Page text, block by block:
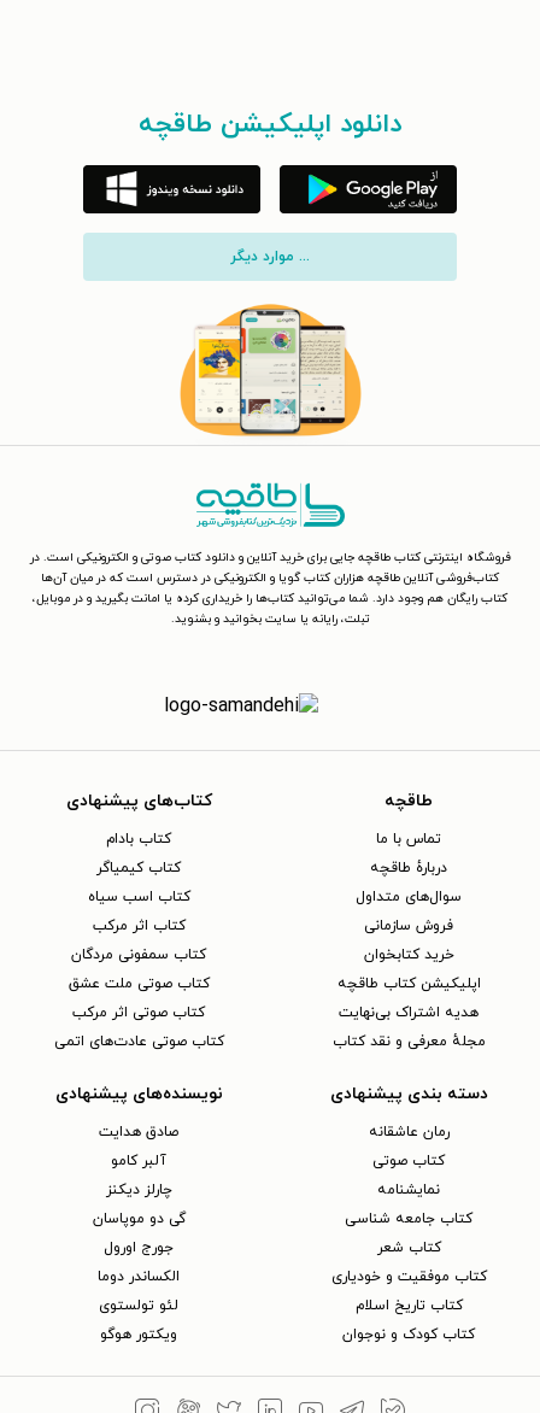
دانلود اپلیکیشن طاقچه
... موارد دیگر
فروشگاه اینترنتی کتاب طاقچه جایی برای خرید آنلاین و دانلود کتاب صوتی و الکترونیکی است. در
کتاب‌فروشی آنلاین طاقچه هزاران کتاب گویا و الکترونیکی در دسترس است که در میان آن‌ها
کتاب رایگان هم وجود دارد. شما می‌توانید کتاب‌ها را خریداری کرده یا امانت بگیرید و در موبایل،
تبلت، رایانه یا سایت بخوانید و بشنوید.
طاقچه
تماس با ما
دربارهٔ طاقچه
سوال‌های متداول
فروش سازمانی
خرید کتابخوان
اپلیکیشن کتاب طاقچه
هدیه اشتراک بی‌نهایت
مجلهٔ معرفی و نقد کتاب
کتاب‌های پیشنهادی
کتاب بادام
کتاب کیمیاگر
کتاب اسب سیاه
کتاب اثر مرکب
کتاب سمفونی مردگان
کتاب صوتی ملت عشق
کتاب صوتی اثر مرکب
کتاب صوتی عادت‌های اتمی
دسته بندی پیشنهادی
رمان عاشقانه
کتاب‌ صوتی
نمایشنامه
کتاب جامعه شناسی
کتاب شعر
کتاب موفقیت و خودیاری
کتاب تاریخ اسلام
کتاب کودک و نوجوان
نویسنده‌های پیشنهادی
صادق هدایت
آلبر کامو
چارلز دیکنز
گی دو موپاسان
جورج اورول
الکساندر دوما
لئو تولستوی
ویکتور هوگو